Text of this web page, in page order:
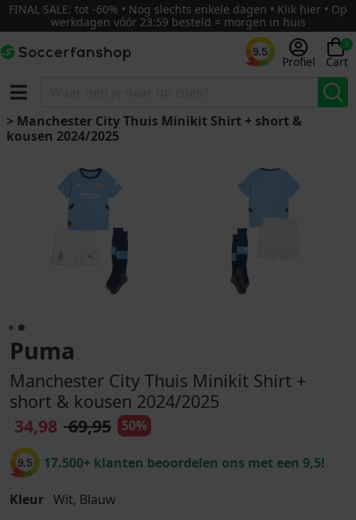
FINAL SALE: tot -60% • Nog slechts enkele dagen • Klik hier • Op
werkdagen vóór 23:59 besteld = morgen in huis
9.5
Profiel
0
Cart
> Manchester City Thuis Minikit Shirt + short &
kousen 2024/2025
Puma
Manchester City Thuis Minikit Shirt +
short & kousen 2024/2025
34,98 69,95 50%
9.5 17.500+ klanten beoordelen ons met een 9,5!
Kleur Wit, Blauw